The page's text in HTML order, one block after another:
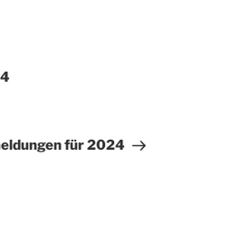
für 2024